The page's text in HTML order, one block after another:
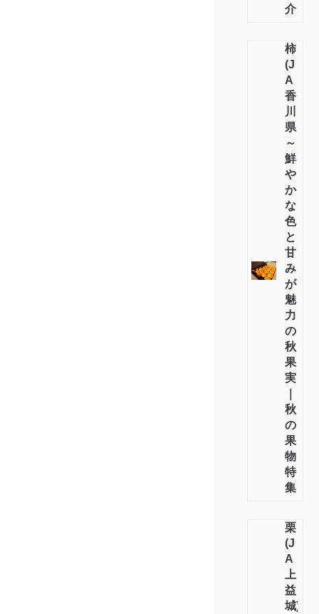
介！
柿
(J
A
香
川
県）
～
鮮
や
か
な
色
と
甘
み
が
魅
力
の
秋
果
実
秋
の
果
物
特
集
栗
(J
A
上
益
城)